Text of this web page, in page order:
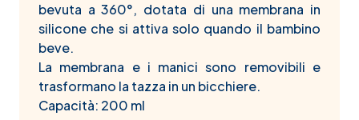
bevuta a 360°, dotata di una membrana in
silicone che si attiva solo quando il bambino
beve.
La membrana e i manici sono removibili e
trasformano la tazza in un bicchiere.
Capacità: 200 ml